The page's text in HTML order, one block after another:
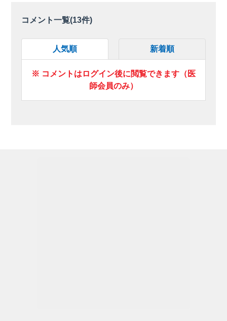
コメント一覧(13件)
人気順 新着順
※ コメントはログイン後に閲覧できます（医
師会員のみ）